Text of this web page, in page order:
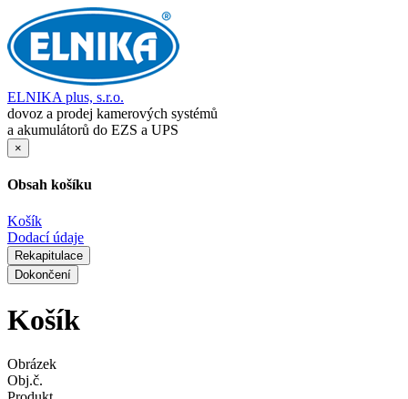
ELNIKA plus, s.r.o.
dovoz a prodej kamerových systémů
a akumulátorů do EZS a UPS
×
Obsah košíku
Košík
Dodací údaje
Rekapitulace
Dokončení
Košík
Obrázek
Obj.č.